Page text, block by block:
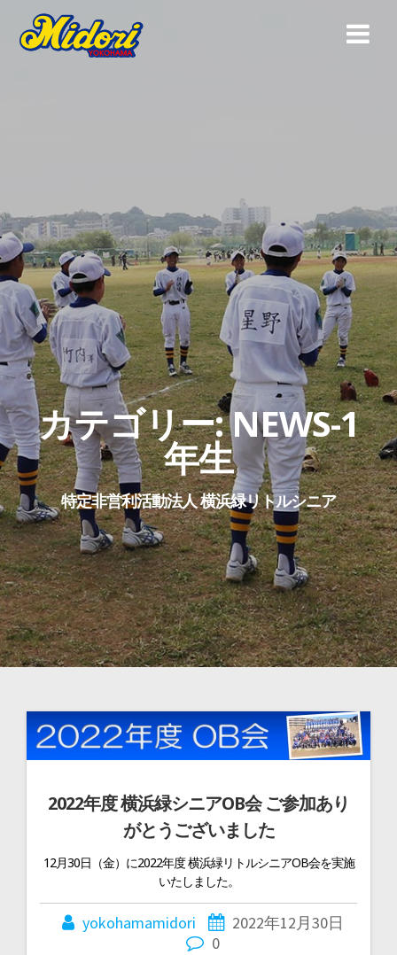
カテゴリー:NEWS-1
年生
特定非営利活動法人 横浜緑リトルシニア
2022年度 横浜緑シニアOB会 ご参加あり
がとうございました
12月30日（金）に2022年度 横浜緑リトルシニアOB会を実施
いたしました。
yokohamamidori
2022年12月30日
0